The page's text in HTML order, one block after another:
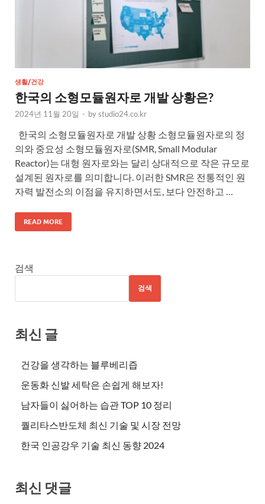
생활/건강
한국의 소형모듈원자로 개발 상황은?
2024년 11월 20일 - bystudio24.co.kr
한국의 소형모듈원자로 개발 상황 소형모듈원자로의 정
의와 중요성 소형모듈원자로(SMR, Small Modular
Reactor)는 대형 원자로와는 달리 상대적으로 작은 규모로
설계된 원자로를 의미합니다. 이러한 SMR은 전통적인 원
자력 발전소의 이점을 유지하면서도, 보다 안전하고 …
READ MORE
검색
검색
최신 글
건강을 생각하는 블루베리즙
운동화 신발 세탁은 손쉽게 해보자!
남자들이 싫어하는 습관 TOP 10 정리
퀄리타스반도체 최신 기술 및 시장 전망
한국 인공강우 기술 최신 동향 2024
최신 댓글